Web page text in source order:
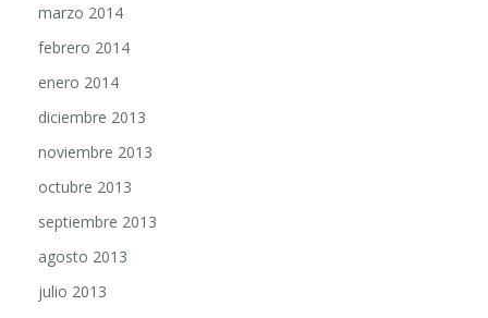
febrero 2014
enero 2014
diciembre 2013
noviembre 2013
octubre 2013
septiembre 2013
agosto 2013
julio 2013
junio 2013